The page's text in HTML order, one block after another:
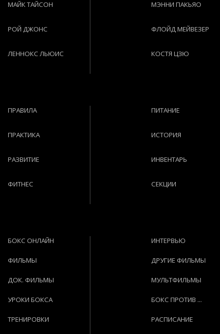
МАЙК ТАЙСОН
РОЙ ДЖОНС
ЛЕННОКС ЛЬЮИС
МЭННИ ПАКЬЯО
ФЛОЙД МЕЙВЕЗЕР
КОСТЯ ЦЗЮ
ПРАВИЛА
ПРАКТИКА
РАЗВИТИЕ
ФИТНЕС
ПИТАНИЕ
ИСТОРИЯ
ИНВЕНТАРЬ
СЕКЦИИ
БОКС ОНЛАЙН
ФИЛЬМЫ
ДОК. ФИЛЬМЫ
УРОКИ БОКСА
ТРЕНИРОВКИ
ИНТЕРВЬЮ
ДРУГИЕ ФИЛЬМЫ
МУЛЬТФИЛЬМЫ
БОКС ПРОТИВ ...
РАСПИСАНИЕ